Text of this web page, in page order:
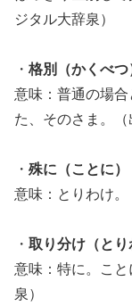
ジタル大辞泉）
・ 格別（かくべつ
意味：普通の場
た、そのさま。（
・ 殊に（ことに）
意味：とりわけ。
・ 取り分け（とり
意味：特に。こ
泉）